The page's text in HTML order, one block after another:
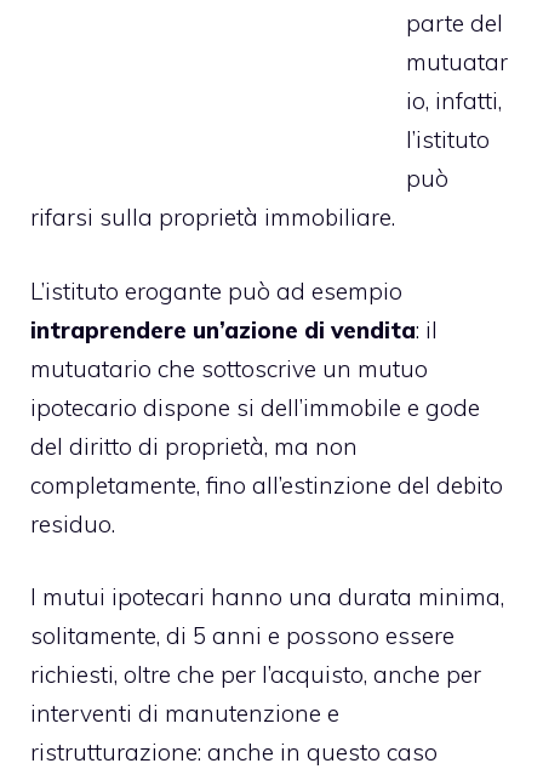
parte del
mutuatar
io, infatti,
l’istituto
può
rifarsi sulla proprietà immobiliare.
L’istituto erogante può ad esempio
intraprendere un’azione di vendita: il
mutuatario che sottoscrive un mutuo
ipotecario dispone si dell’immobile e gode
del diritto di proprietà, ma non
completamente, fino all’estinzione del debito
residuo.
I mutui ipotecari hanno una durata minima,
solitamente, di 5 anni e possono essere
richiesti, oltre che per l’acquisto, anche per
interventi di manutenzione e
ristrutturazione: anche in questo caso